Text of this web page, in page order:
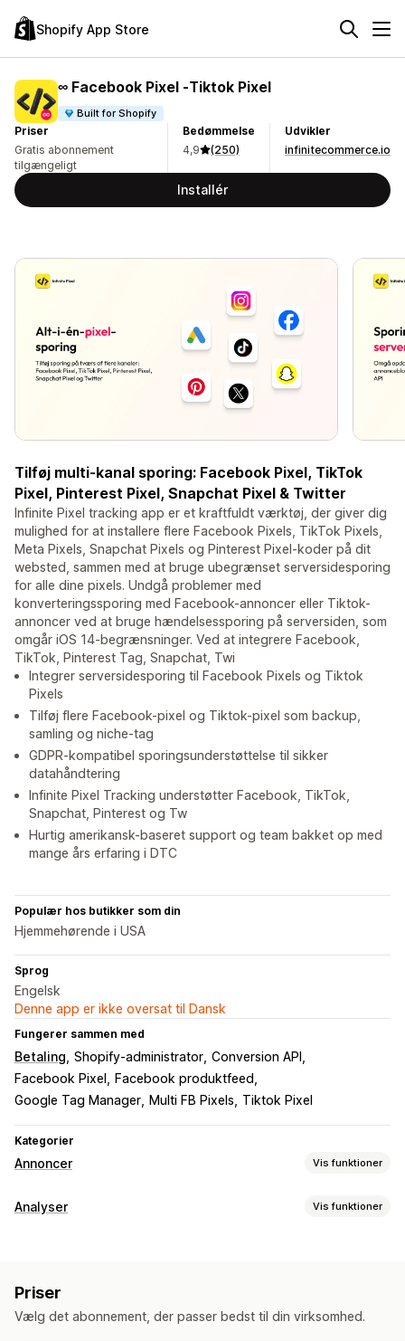
Shopify App Store
∞ Facebook Pixel ‑Tiktok Pixel
Built for Shopify
Priser
Gratis abonnement
tilgængeligt
Bedømmelse
4,9
(250)
Udvikler
infinitecommerce.io
Installér
Tilføj multi-kanal sporing: Facebook Pixel, TikTok
Pixel, Pinterest Pixel, Snapchat Pixel & Twitter
Infinite Pixel tracking app er et kraftfuldt værktøj, der giver dig
mulighed for at installere flere Facebook Pixels, TikTok Pixels,
Meta Pixels, Snapchat Pixels og Pinterest Pixel-koder på dit
websted, sammen med at bruge ubegrænset serversidesporing
for alle dine pixels. Undgå problemer med
konverteringssporing med Facebook-annoncer eller Tiktok-
annoncer ved at bruge hændelsessporing på serversiden, som
omgår iOS 14-begrænsninger. Ved at integrere Facebook,
TikTok, Pinterest Tag, Snapchat, Twi
Integrer serversidesporing til Facebook Pixels og Tiktok
Pixels
Tilføj flere Facebook-pixel og Tiktok-pixel som backup,
samling og niche-tag
GDPR-kompatibel sporingsunderstøttelse til sikker
datahåndtering
Infinite Pixel Tracking understøtter Facebook, TikTok,
Snapchat, Pinterest og Tw
Hurtig amerikansk-baseret support og team bakket op med
mange års erfaring i DTC
Populær hos butikker som din
Hjemmehørende i USA
Sprog
Engelsk
Denne app er ikke oversat til Dansk
Fungerer sammen med
Betaling Shopify-administrator Conversion API
Facebook Pixel
Facebook produktfeed
Google Tag Manager
Multi FB Pixels Tiktok Pixel
Kategorier
Annoncer Vis funktioner
Målretning
Kampagneadministration
Sociale medier
Website Pixeladministration
Analyser Vis funktioner
Sidevisninger
Priser
Vælg det abonnement, der passer bedst til din virksomhed.